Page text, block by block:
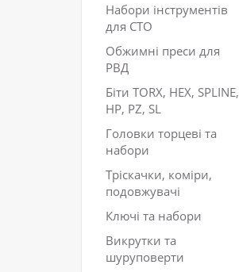
Набори інструментів
для СТО
Обжимні преси для
РВД
Біти TORX, HEX, SPLINE,
HP, PZ, SL
Головки торцеві та
набори
Тріскачки, коміри,
подовжувачі
Ключі та набори
Викрутки та
шуруповерти